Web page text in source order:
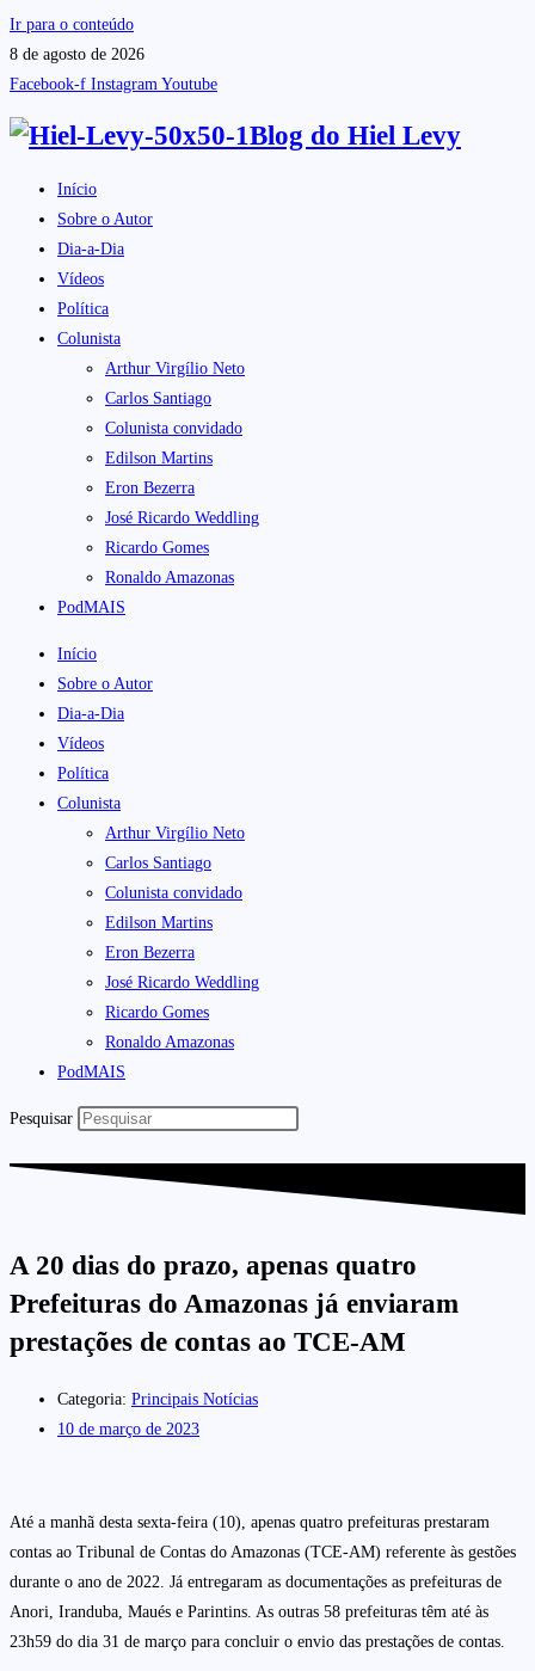
Ir para o conteúdo
8 de agosto de 2026
Facebook-f Instagram Youtube
Blog do Hiel Levy
Início
Sobre o Autor
Dia-a-Dia
Vídeos
Política
Colunista
Arthur Virgílio Neto
Carlos Santiago
Colunista convidado
Edilson Martins
Eron Bezerra
José Ricardo Weddling
Ricardo Gomes
Ronaldo Amazonas
PodMAIS
Início
Sobre o Autor
Dia-a-Dia
Vídeos
Política
Colunista
Arthur Virgílio Neto
Carlos Santiago
Colunista convidado
Edilson Martins
Eron Bezerra
José Ricardo Weddling
Ricardo Gomes
Ronaldo Amazonas
PodMAIS
Pesquisar
A 20 dias do prazo, apenas quatro
Prefeituras do Amazonas já enviaram
prestações de contas ao TCE-AM
Categoria: Principais Notícias
10 de março de 2023
Até a manhã desta sexta-feira (10), apenas quatro prefeituras prestaram
contas ao Tribunal de Contas do Amazonas (TCE-AM) referente às gestões
durante o ano de 2022. Já entregaram as documentações as prefeituras de
Anori, Iranduba, Maués e Parintins. As outras 58 prefeituras têm até às
23h59 do dia 31 de março para concluir o envio das prestações de contas.